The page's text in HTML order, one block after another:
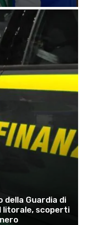
della Guardia di
litorale, scoperti